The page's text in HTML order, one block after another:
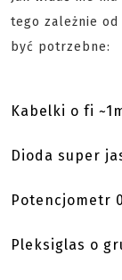
tego zależnie od
być potrzebne:
Kabelki o fi
Dioda super
Potencjometr
Pleksiglas o